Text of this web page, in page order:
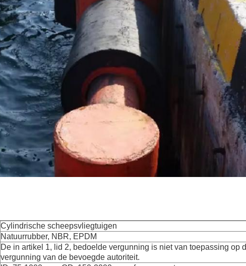
Cylindrische scheepsvliegtuigen
Natuurrubber, NBR, EPDM
De in artikel 1, lid 2, bedoelde vergunning is niet van toepassing op
vergunning van de bevoegde autoriteit.